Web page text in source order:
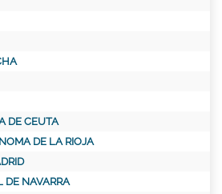
DE CEUTA
DE LA RIOJA
DE NAVARRA